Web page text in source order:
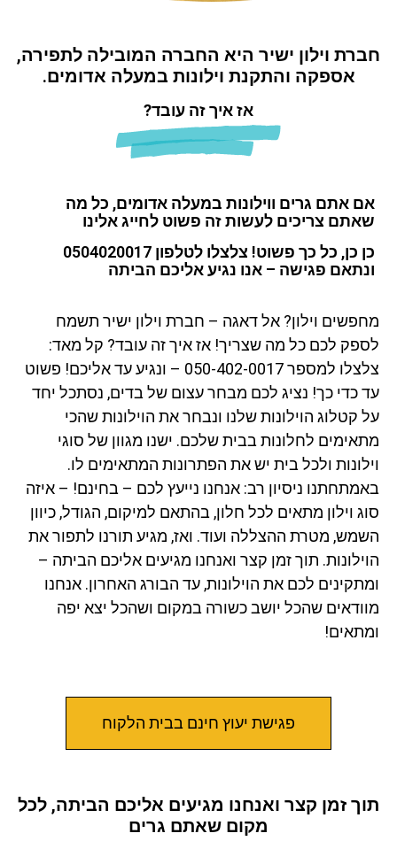
וילונות במעלה אדומים
חברת וילון ישיר היא החברה המובילה לתפירה,
אספקה והתקנת וילונות במעלה אדומים.
אז איך זה עובד?
אם אתם גרים ווילונות במעלה אדומים, כל מה
שאתם צריכים לעשות זה פשוט לחייג אלינו
כן כן, כל כך פשוט! צלצלו לטלפון 0504020017
ונתאם פגישה – אנו נגיע אליכם הביתה
מחפשים וילון? אל דאגה – חברת וילון ישיר תשמח
לספק לכם כל מה שצריך! אז איך זה עובד? קל מאד:
צלצלו למספר 050-402-0017 – ונגיע עד אליכם! פשוט
עד כדי כך! נציג לכם מבחר עצום של בדים, נסתכל יחד
על קטלוג הוילונות שלנו ונבחר את הוילונות שהכי
מתאימים לחלונות בבית שלכם. ישנו מגוון של סוגי
וילונות ולכל בית יש את הפתרונות המתאימים לו.
באמתחתנו ניסיון רב: אנחנו נייעץ לכם – בחינם! – איזה
סוג וילון מתאים לכל חלון, בהתאם למיקום, הגודל, כיוון
השמש, מטרת ההצללה ועוד. ואז, מגיע תורנו לתפור את
הוילונות. תוך זמן קצר ואנחנו מגיעים אליכם הביתה –
ומתקינים לכם את הוילונות, עד הבורג האחרון. אנחנו
מוודאים שהכל יושב כשורה במקום ושהכל יצא יפה
ומתאים!
פגישת יעוץ חינם בבית הלקוח
תוך זמן קצר ואנחנו מגיעים אליכם הביתה, לכל
מקום שאתם גרים